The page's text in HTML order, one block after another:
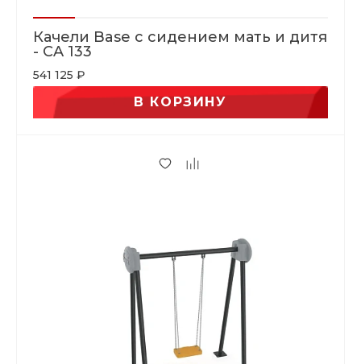
Качели Base с сидением мать и дитя
- CA 133
541 125 ₽
В КОРЗИНУ